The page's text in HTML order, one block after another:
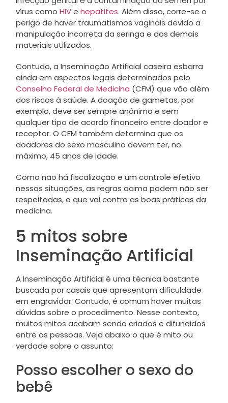
vírus como HIVe hepatites. Além disso, corre-se o
perigo de haver traumatismos vaginais devido a
manipulação incorreta da seringa e dos demais
materiais utilizados.
Contudo, a Inseminação Artificial caseira esbarra
ainda em aspectos legais determinados pelo
Conselho Federal de Medicina (CFM) que vão além
dos riscos à saúde. A doação de gametas, por
exemplo, deve ser sempre anônima e sem
qualquer tipo de acordo financeiro entre doador e
receptor. O CFM também determina que os
doadores do sexo masculino devem ter, no
máximo, 45 anos de idade.
Como não há fiscalização e um controle efetivo
nessas situações, as regras acima podem não ser
respeitadas, o que vai contra as boas práticas da
medicina.
5 mitos sobre
Inseminação Artificial
A Inseminação Artificial é uma técnica bastante
buscada por casais que apresentam dificuldade
em engravidar. Contudo, é comum haver muitas
dúvidas sobre o procedimento. Nesse contexto,
muitos mitos acabam sendo criados e difundidos
entre as pessoas. Veja abaixo o que é mito ou
verdade sobre o assunto:
Posso escolher o sexo do
bebê